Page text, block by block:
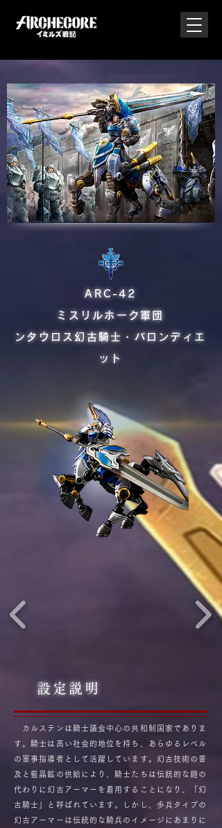
ARC-42
ミスリルホーク軍団
ンタウロス幻古騎士・バロンディエ
ット
設定説明
カルステンは騎士議会中心の共和制国家でありま
す。騎士は高い社会的地位を持ち、あらゆるレベル
の軍事指導者として活躍しています。幻古技術の普
及と藍晶鉱の供給により、騎士たちは伝統的な鎧の
代わりに幻古アーマーを着用することになり、「幻
古騎士」と呼ばれています。しかし、歩兵タイプの
幻古アーマーは伝統的な騎兵のイメージにあまりに